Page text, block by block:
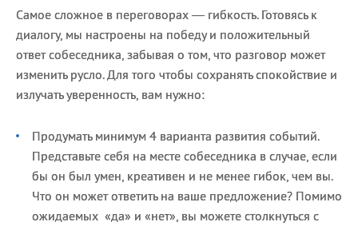
Самое сложное в переговорах — гибкость. Готовясь к
диалогу, мы настроены на победу и положительный
ответ собеседника, забывая о том, что разговор может
изменить русло. Для того чтобы сохранять спокойствие и
излучать уверенность, вам нужно:
Продумать минимум 4 варианта развития событий.
Представьте себя на месте собеседника в случае, если
бы он был умен, креативен и не менее гибок, чем вы.
Что он может ответить на ваше предложение? Помимо
ожидаемых «да» и «нет», вы можете столкнуться с